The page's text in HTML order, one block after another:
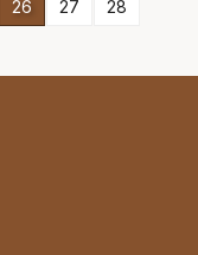
26 27
28